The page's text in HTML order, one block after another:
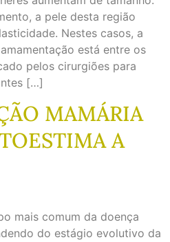
a pele desta região
Nestes casos, a
está entre os
pelos cirurgiões para
[…]
MAMÁRIA
A
mais comum da doença
do estágio evolutivo da